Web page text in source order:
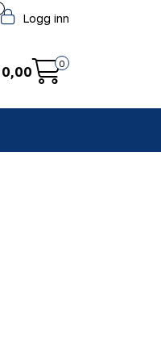
Logg inn
0,00
0